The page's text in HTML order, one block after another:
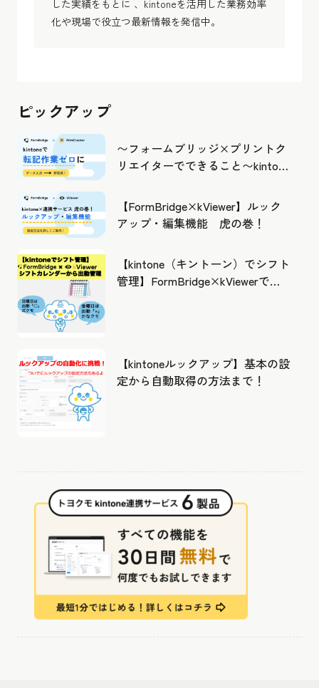
した実績をもとに 、kintoneを活用した業務効率
化や現場で役立つ最新情報を発信中。
ピックアップ
〜フォームブリッジ×プリントク
リエイターでできること〜kintone
【FormBridge×kViewer】ルック
アップ・編集機能 虎の巻！
【kintone（キントーン）でシフト
管理】FormBridge×kViewerで作
【kintoneルックアップ】基本の設
定から自動取得の方法まで！